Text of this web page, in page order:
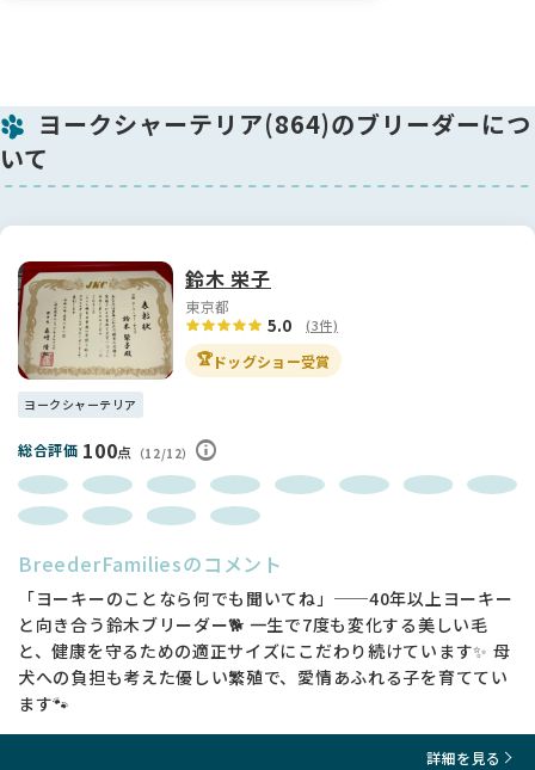
ヨークシャーテリア(864)のブリーダーにつ
いて
鈴木 栄子
東京都
5.0 (3件)
🏆ドッグショー受賞
ヨークシャーテリア
総合評価 100点 （12/12）
BreederFamiliesのコメント
「ヨーキーのことなら何でも聞いてね」──40年以上ヨーキー
と向き合う鈴木ブリーダー🐕 一生で7度も変化する美しい毛
と、健康を守るための適正サイズにこだわり続けています✨ 母
犬への負担も考えた優しい繁殖で、愛情あふれる子を育ててい
ます🐾
詳細を見る